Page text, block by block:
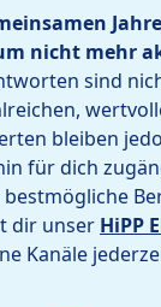
nicht mehr
sind
bleiben
für dich
dir unser HiPP
Kanäle